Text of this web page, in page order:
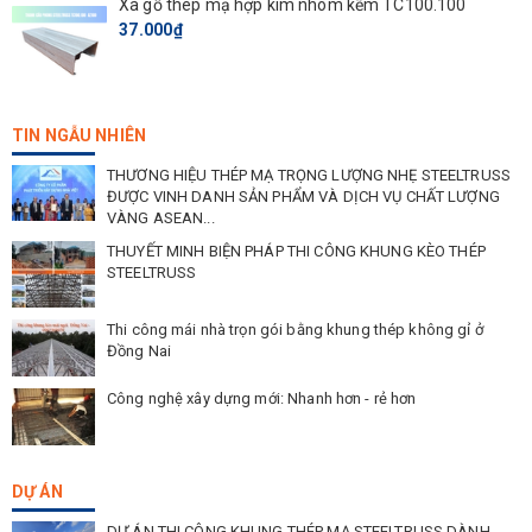
chất lượng hoàn hảo.
TS40.50:
- Cường độ chảy
tối thiểu: 550 Mpa
- Độ dày lớp mạ : 100g/m2 đối với
đối với cầu phong
màu đồng.
- Với 100 g hợp kim nhôm kẽm/m2 (2 mặt), bền gấp 4 lần thép
mạ kẽm thông thường. Với lớp nhựa Resin (1-2um)bao phủ bề mặt
ngoài đóng vai trò là lớp hy sinh bảo vệ lớp thép nền bên trong
- Lớp mạ 55% nhôm kẽm AZ100 (100g/m2).
Xà gồ thép mạ hợp kim nhôm kẽm TC100.100
37.000₫
TIN NGẪU NHIÊN
THƯƠNG HIỆU THÉP MẠ TRỌNG LƯỢNG NHẸ STEELTRUSS
ĐƯỢC VINH DANH SẢN PHẨM VÀ DỊCH VỤ CHẤT LƯỢNG
VÀNG ASEAN...
THUYẾT MINH BIỆN PHÁP THI CÔNG KHUNG KÈO THÉP
STEELTRUSS
Thi công mái nhà trọn gói bằng khung thép không gỉ ở
Đồng Nai
Công nghệ xây dựng mới: Nhanh hơn - rẻ hơn
DỰ ÁN